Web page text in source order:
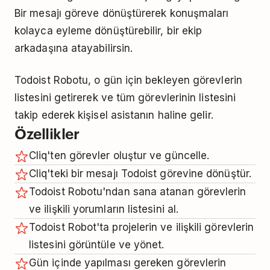
Bir mesajı göreve dönüştürerek konuşmaları
kolayca eyleme dönüştürebilir, bir ekip
arkadaşına atayabilirsin.
Todoist Robotu, o gün için bekleyen görevlerin
listesini getirerek ve tüm görevlerinin listesini
takip ederek kişisel asistanın haline gelir.
Özellikler
Cliq'ten görevler oluştur ve güncelle.
Cliq'teki bir mesajı Todoist görevine dönüştür.
Todoist Robotu'ndan sana atanan görevlerin
ve ilişkili yorumların listesini al.
Todoist Robot'ta projelerin ve ilişkili görevlerin
listesini görüntüle ve yönet.
Gün içinde yapılması gereken görevlerin